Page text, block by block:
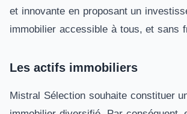
et innovante en proposant un
immobilier accessible à tous, et sans
Les actifs immobiliers
Mistral Sélection souhaite constituer